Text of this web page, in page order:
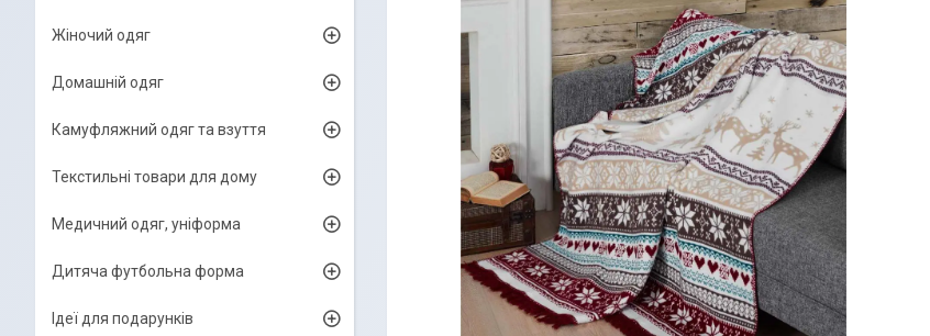
Жіночий одяг
Домашній одяг
Камуфляжний одяг та взуття
Текстильні товари для дому
Медичний одяг, уніформа
Дитяча футбольна форма
Ідеї для подарунків